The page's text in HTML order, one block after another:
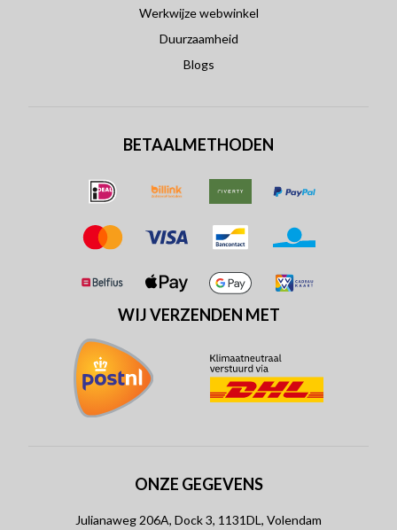
Werkwijze webwinkel
Duurzaamheid
Blogs
BETAALMETHODEN
WIJ VERZENDEN MET
ONZE GEGEVENS
Julianaweg 206A, Dock 3, 1131DL, Volendam